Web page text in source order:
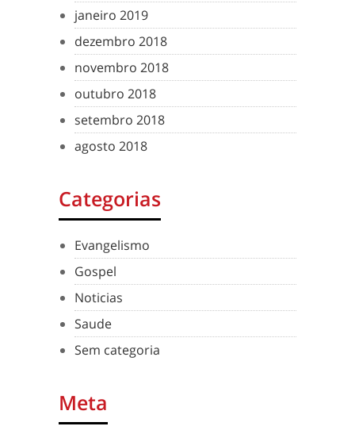
janeiro 2019
dezembro 2018
novembro 2018
outubro 2018
setembro 2018
agosto 2018
Categorias
Evangelismo
Gospel
Noticias
Saude
Sem categoria
Meta